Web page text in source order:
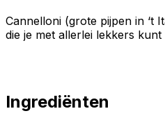
Cannelloni (grote pijpen in ‘t
die je met allerlei lekkers kunt
Ingrediënten